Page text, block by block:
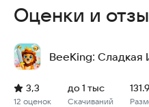
Оценки и
BeeKing: Сладкая
Рейтинг: 3,3, 12
Скачиваний: до 1
Размер файла: 131.9
Возрастное
12 оценок
3,3
Скачиваний
до 1 тыс